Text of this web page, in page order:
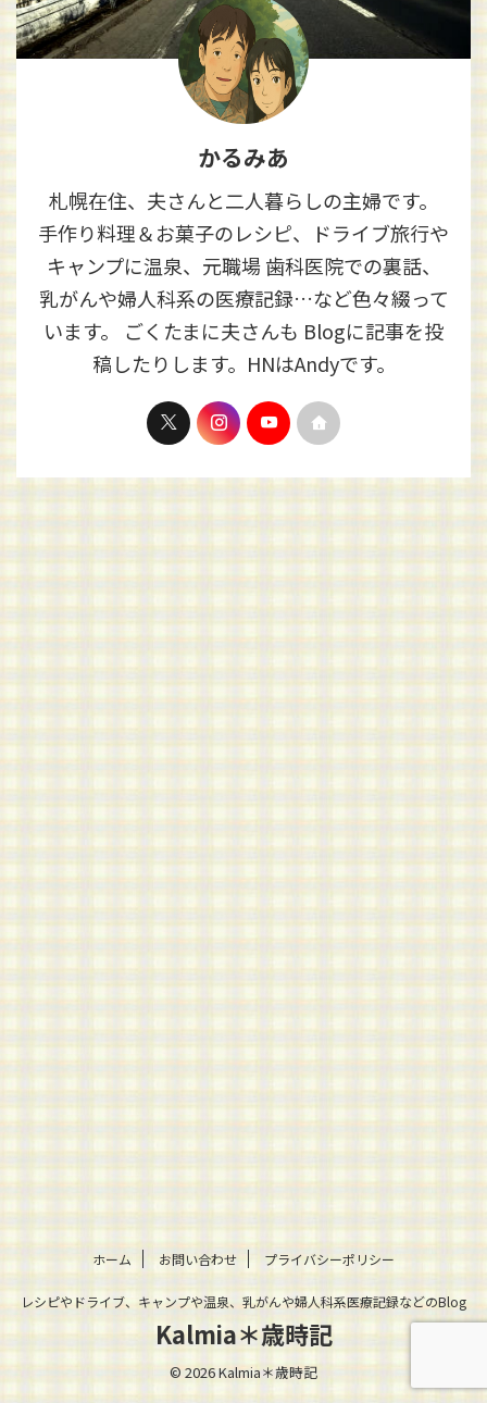
かるみあ
札幌在住、夫さんと二人暮らしの主婦です。
手作り料理＆お菓子のレシピ、ドライブ旅行や
キャンプに温泉、元職場 歯科医院での裏話、
乳がんや婦人科系の医療記録…など色々綴って
います。 ごくたまに夫さんも Blogに記事を投
稿したりします。HNはAndyです。
ホーム お問い合わせ プライバシーポリシー
レシピやドライブ、キャンプや温泉、乳がんや婦人科系医療記録などのBlog
Kalmia＊歳時記
© 2026 Kalmia＊歳時記